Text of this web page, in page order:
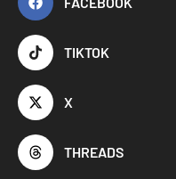
TIKTOK
X
THREADS